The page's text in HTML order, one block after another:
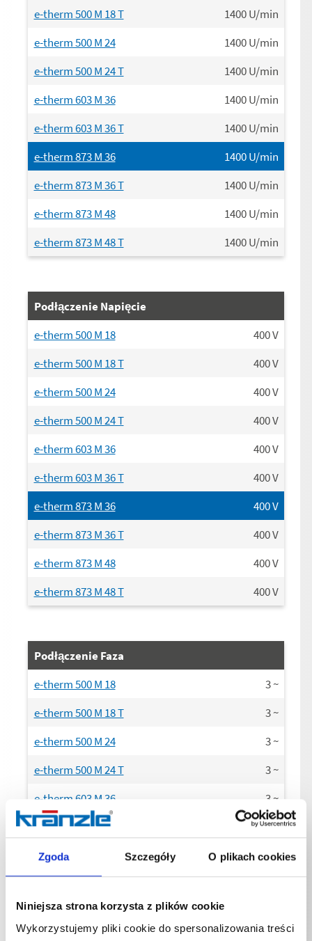
Zgoda Szczegóły O plikach cookies
Niniejsza strona korzysta z plików cookie
Wykorzystujemy pliki cookie do spersonalizowania treści
e-therm 500 M 18 T
1400U/min
e-therm 500 M 24
1400U/min
e-therm 500 M 24 T
1400U/min
e-therm 603 M 36
1400U/min
e-therm 603 M 36 T
1400U/min
e-therm 873 M 36
1400U/min
e-therm 873 M 36 T
1400U/min
e-therm 873 M 48
1400U/min
e-therm 873 M 48 T
1400U/min
Podłączenie Napięcie
e-therm 500 M 18
400V
e-therm 500 M 18 T
400V
e-therm 500 M 24
400V
e-therm 500 M 24 T
400V
e-therm 603 M 36
400V
e-therm 603 M 36 T
400V
e-therm 873 M 36
400V
e-therm 873 M 36 T
400V
e-therm 873 M 48
400V
e-therm 873 M 48 T
400V
Podłączenie Faza
e-therm 500 M 18
3~
e-therm 500 M 18 T
3~
e-therm 500 M 24
3~
e-therm 500 M 24 T
3~
e-therm 603 M 36
3~
e-therm 603 M 36 T
3~
e-therm 873 M 36
3~
e-therm 873 M 48